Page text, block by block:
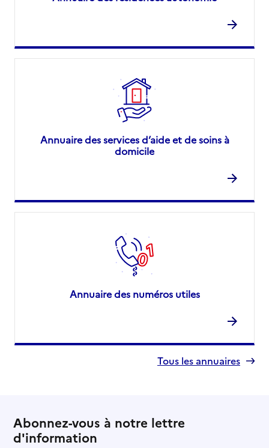
Annuaire des services d’aide et de soins à
domicile
Annuaire des numéros utiles
Tous les annuaires
Abonnez-vous à notre lettre
d'information